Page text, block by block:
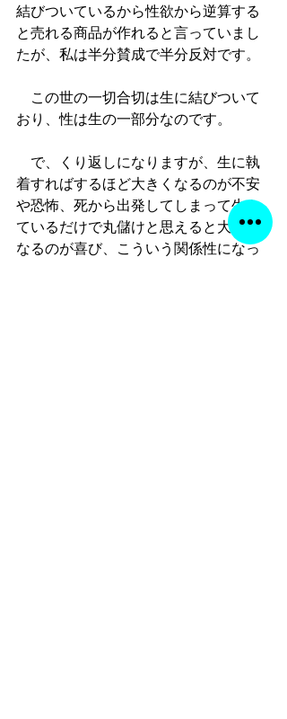
結びついているから性欲から逆算する
と売れる商品が作れると言っていまし
たが、私は半分賛成で半分反対です。
この世の一切合切は生に結びついて
おり、性は生の一部分なのです。
で、くり返しになりますが、生に執
着すればするほど大きくなるのが不安
や恐怖、死から出発してしまって生き
ているだけで丸儲けと思えると大きく
なるのが喜び、こういう関係性になっ